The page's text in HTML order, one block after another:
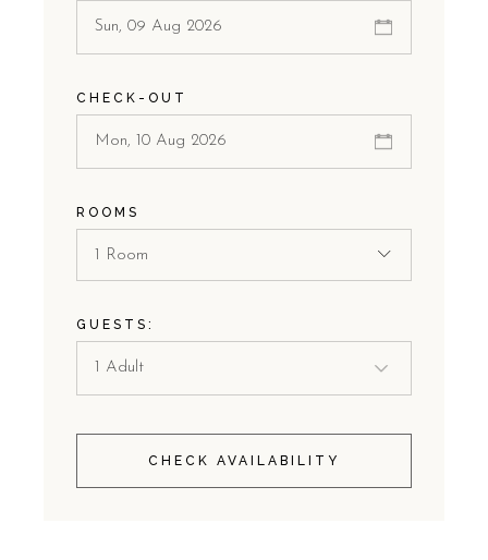
CHECK-OUT
ROOMS
1 Room
GUESTS:
CHECK AVAILABILITY